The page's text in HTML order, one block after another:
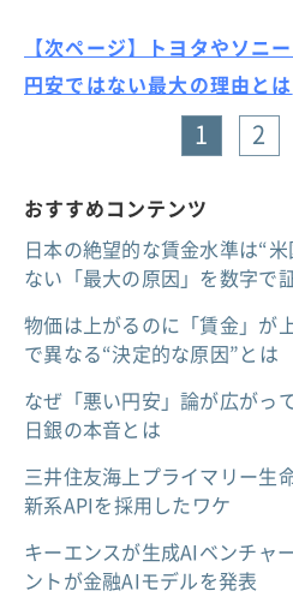
【次ページ】トヨタやソニ
円安ではない最大の理由とは
1 2
おすすめコンテンツ
日本の絶望的な賃金水準は“
ない「最大の原因」を数字で
物価は上がるのに「賃金」が
で異なる“決定的な原因”とは
なぜ「悪い円安」論が広がっ
日銀の本音とは
三井住友海上プライマリー生
新系APIを採用したワケ
キーエンスが生成AIベンチャ
ントが金融AIモデルを発表